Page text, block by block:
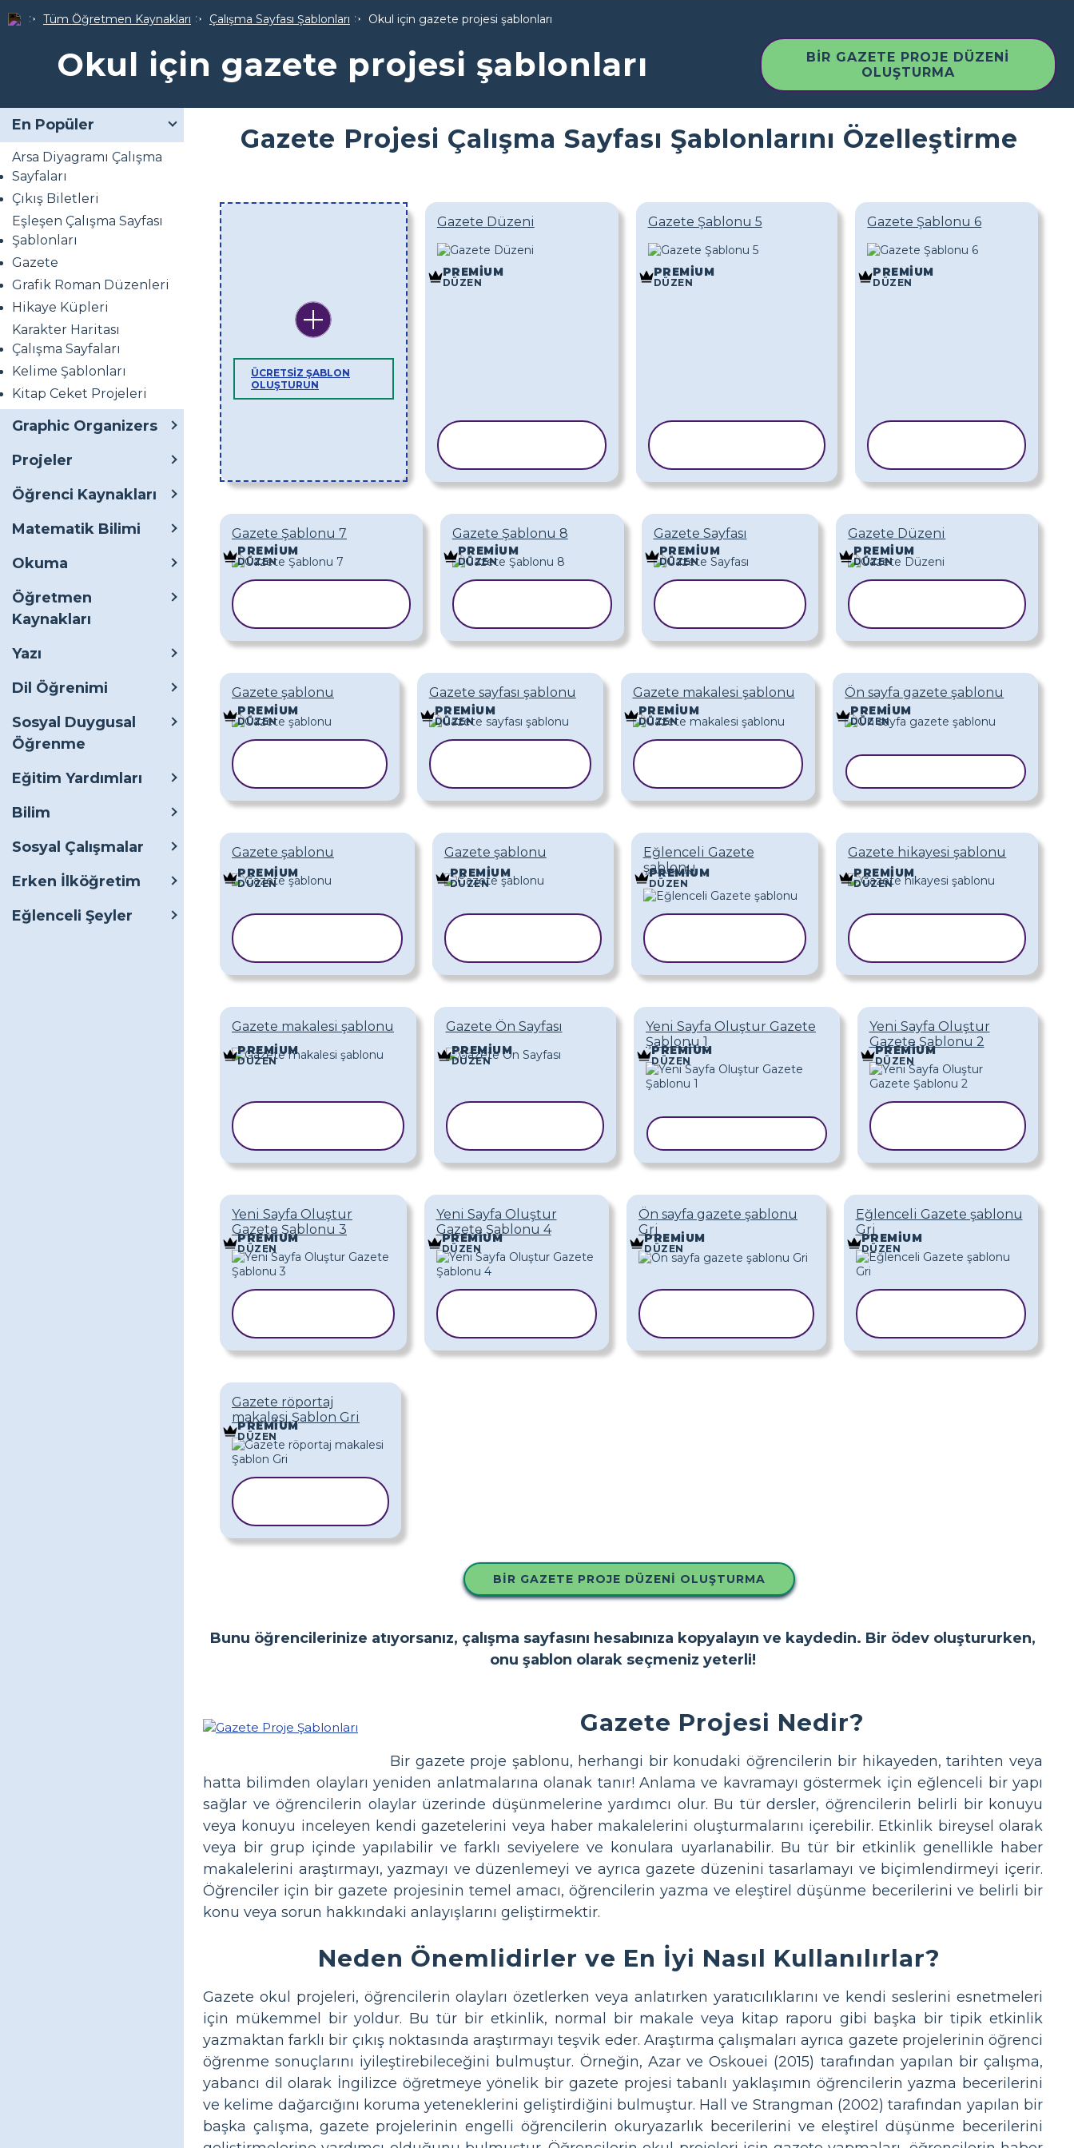
Tüm Öğretmen Kaynakları Çalışma Sayfası Şablonları Okul için gazete projesi şablonları
Okul için gazete projesi şablonları
BIR GAZETE PROJE DÜZENI
OLUŞTURMA
En Popüler
Arsa Diyagramı Çalışma
Sayfaları
Çıkış Biletleri
Eşleşen Çalışma Sayfası
Şablonları
Gazete
Grafik Roman Düzenleri
Hikaye Küpleri
Karakter Haritası
Çalışma Sayfaları
Kelime Şablonları
Kitap Ceket Projeleri
Graphic Organizers
Projeler
Öğrenci Kaynakları
Matematik Bilimi
Okuma
Öğretmen
Kaynakları
Yazı
Dil Öğrenimi
Sosyal Duygusal
Öğrenme
Eğitim Yardımları
Bilim
Sosyal Çalışmalar
Erken İlköğretim
Eğlenceli Şeyler
Gazete Projesi Çalışma Sayfası Şablonlarını Özelleştirme
ÜCRETSIZ ŞABLON
OLUŞTURUN
Gazete Düzeni
PREMIUM
DÜZEN
Gazete Şablonu 5
PREMIUM
DÜZEN
Gazete Şablonu 6
PREMIUM
DÜZEN
Gazete Şablonu 7
PREMIUM
DÜZEN
Gazete Şablonu 8
PREMIUM
DÜZEN
Gazete Sayfası
PREMIUM
DÜZEN
Gazete Düzeni
PREMIUM
DÜZEN
Gazete şablonu
PREMIUM
DÜZEN
Gazete sayfası şablonu
PREMIUM
DÜZEN
Gazete makalesi şablonu
PREMIUM
DÜZEN
Ön sayfa gazete şablonu
PREMIUM
DÜZEN
Gazete şablonu
PREMIUM
DÜZEN
Gazete şablonu
PREMIUM
DÜZEN
Eğlenceli Gazete
şablonu
PREMIUM
DÜZEN
Gazete hikayesi şablonu
PREMIUM
DÜZEN
Gazete makalesi şablonu
PREMIUM
DÜZEN
Gazete Ön Sayfası
PREMIUM
DÜZEN
Yeni Sayfa Oluştur Gazete
Şablonu 1
PREMIUM
DÜZEN
Yeni Sayfa Oluştur
Gazete Şablonu 2
PREMIUM
DÜZEN
Yeni Sayfa Oluştur
Gazete Şablonu 3
PREMIUM
DÜZEN
Yeni Sayfa Oluştur
Gazete Şablonu 4
PREMIUM
DÜZEN
Ön sayfa gazete şablonu
Gri
PREMIUM
DÜZEN
Eğlenceli Gazete şablonu
Gri
PREMIUM
DÜZEN
Gazete röportaj
makalesi Şablon Gri
PREMIUM
DÜZEN
BIR GAZETE PROJE DÜZENI OLUŞTURMA
Bunu öğrencilerinize atıyorsanız, çalışma sayfasını hesabınıza kopyalayın ve kaydedin. Bir ödev oluştururken,
onu şablon olarak seçmeniz yeterli!
Gazete Projesi Nedir?
Bir gazete proje şablonu, herhangi bir konudaki öğrencilerin bir hikayeden, tarihten veya
hatta bilimden olayları yeniden anlatmalarına olanak tanır! Anlama ve kavramayı göstermek için eğlenceli bir yapı
sağlar ve öğrencilerin olaylar üzerinde düşünmelerine yardımcı olur. Bu tür dersler, öğrencilerin belirli bir konuyu
veya konuyu inceleyen kendi gazetelerini veya haber makalelerini oluşturmalarını içerebilir. Etkinlik bireysel olarak
veya bir grup içinde yapılabilir ve farklı seviyelere ve konulara uyarlanabilir. Bu tür bir etkinlik genellikle haber
makalelerini araştırmayı, yazmayı ve düzenlemeyi ve ayrıca gazete düzenini tasarlamayı ve biçimlendirmeyi içerir.
Öğrenciler için bir gazete projesinin temel amacı, öğrencilerin yazma ve eleştirel düşünme becerilerini ve belirli bir
konu veya sorun hakkındaki anlayışlarını geliştirmektir.
Neden Önemlidirler ve En İyi Nasıl Kullanılırlar?
Gazete okul projeleri, öğrencilerin olayları özetlerken veya anlatırken yaratıcılıklarını ve kendi seslerini esnetmeleri
için mükemmel bir yoldur. Bu tür bir etkinlik, normal bir makale veya kitap raporu gibi başka bir tipik etkinlik
yazmaktan farklı bir çıkış noktasında araştırmayı teşvik eder. Araştırma çalışmaları ayrıca gazete projelerinin öğrenci
öğrenme sonuçlarını iyileştirebileceğini bulmuştur. Örneğin, Azar ve Oskouei (2015) tarafından yapılan bir çalışma,
yabancı dil olarak İngilizce öğretmeye yönelik bir gazete projesi tabanlı yaklaşımın öğrencilerin yazma becerilerini
ve kelime dağarcığını koruma yeteneklerini geliştirdiğini bulmuştur. Hall ve Strangman (2002) tarafından yapılan bir
başka çalışma, gazete projelerinin engelli öğrencilerin okuryazarlık becerilerini ve eleştirel düşünme becerilerini